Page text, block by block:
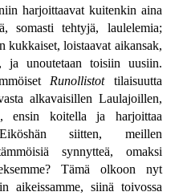
harjoittaavat kuitenkin aina
somasti tehtyjä, laulelemia;
loistaavat aikansak,
ja unoutetaan toisiin uusiin.
Runollistottilaisuutta
alkavaisillen Laulajoillen,
ensin koitella ja harjoittaa
siitten, meillen
synnytteä, omaksi
Tämä olkoon nyt
aikeissamme, siinä toivossa